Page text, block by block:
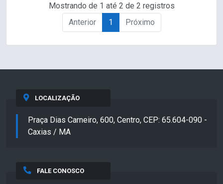
Mostrando de 1 até 2 de 2 registros
Anterior
1 Próximo
LOCALIZAÇÃO
Praça Dias Carneiro, 600, Centro, CEP: 65.604-090 -
Caxias / MA
FALE CONOSCO